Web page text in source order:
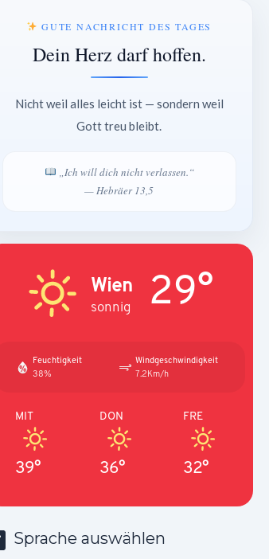
GUTE NACHRICHT DES TAGES
Dein Herz darf hoffen.
Nicht weil alles leicht ist — sondern weil
Gott treu bleibt.
„Ich will dich nicht verlassen.“
— Hebräer 13,5
Wien
sonnig 29°
Feuchtigkeit
38%
Windgeschwindigkeit
7.2Km/h
MIT
39°
DON
36°
FRE
32°
Sprache auswählen